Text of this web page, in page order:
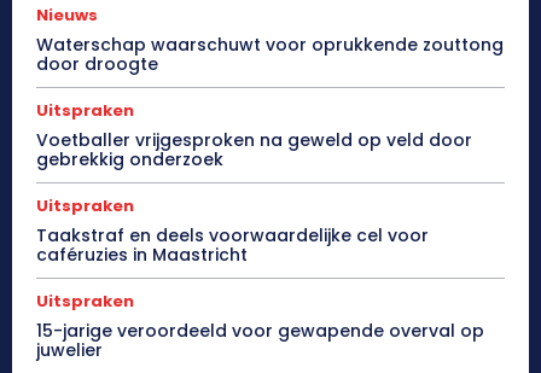
Nieuws
Waterschap waarschuwt voor oprukkende zouttong
door droogte
Uitspraken
Voetballer vrijgesproken na geweld op veld door
gebrekkig onderzoek
Uitspraken
Taakstraf en deels voorwaardelijke cel voor
caféruzies in Maastricht
Uitspraken
15-jarige veroordeeld voor gewapende overval op
juwelier